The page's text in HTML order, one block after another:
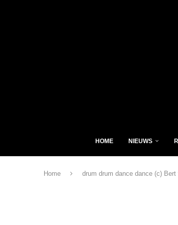
HOME NIEUWS
Home drum drum dance dance (c) Bert